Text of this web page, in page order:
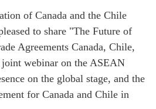
Études de cas
Sondages
Séries spéciales
Pleins feux
NOTRE RÉSEAU DE
of Canada and the Chile
to share "The Future of
Agreements Canada, Chile,
webinar on the ASEAN
on the global stage, and the
for Canada and Chile in